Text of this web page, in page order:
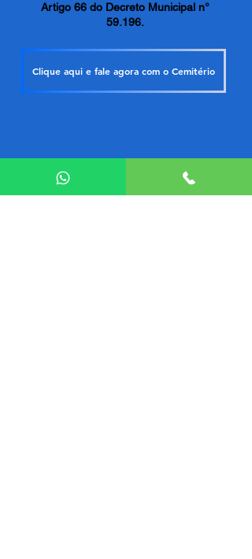
Artigo 66 do Decreto Municipal n°
59.196.
Clique aqui e fale agora com o Cemitério